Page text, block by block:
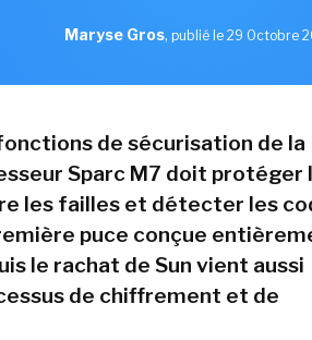
Maryse Gros, publié le 29 Octobre
de sécurisation de la
Sparc M7 doit protéger
les failles et détecter les
puce conçue
le rachat de Sun vient aussi
de chiffrement et de